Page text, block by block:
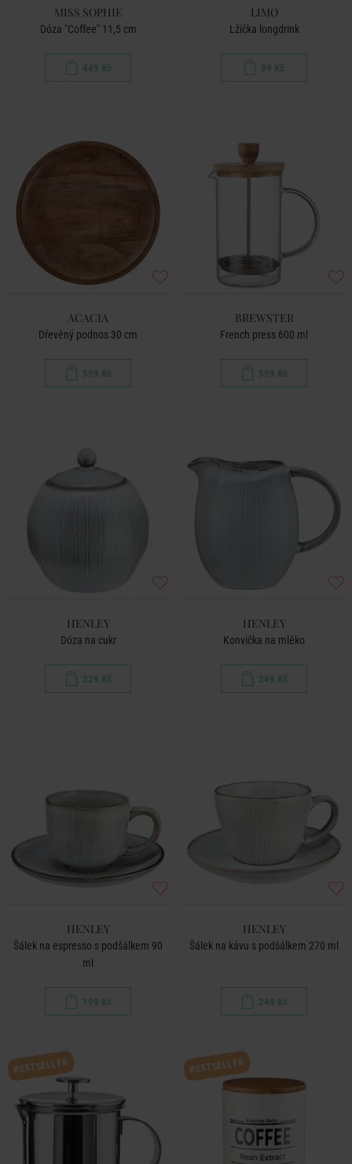
MISS SOPHIE
Dóza "Coffee" 11,5 cm
449 Kč
LIMO
Lžička longdrink
99 Kč
ACACIA
Dřevěný podnos 30 cm
599 Kč
BREWSTER
French press 600 ml
599 Kč
HENLEY
Dóza na cukr
229 Kč
HENLEY
Konvička na mléko
249 Kč
HENLEY
Šálek na espresso s podšálkem 90
ml
199 Kč
HENLEY
Šálek na kávu s podšálkem 270 ml
249 Kč
BESTSELLER BESTSELLER